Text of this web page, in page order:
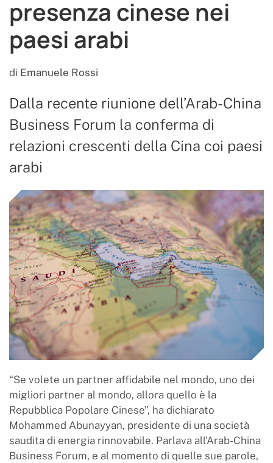
presenza cinese nei
paesi arabi
di Emanuele Rossi
Dalla recente riunione dell’Arab-China
Business Forum la conferma di
relazioni crescenti della Cina coi paesi
arabi
“Se volete un partner affidabile nel mondo, uno dei
migliori partner al mondo, allora quello è la
Repubblica Popolare Cinese”, ha dichiarato
Mohammed Abunayyan, presidente di una società
saudita di energia rinnovabile. Parlava all’Arab-China
Business Forum, e al momento di quelle sue parole,